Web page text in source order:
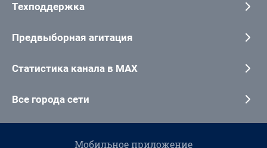
Техподдержка
Предвыборная агитация
Статистика канала в MAX
Все города сети
Мобильное приложение